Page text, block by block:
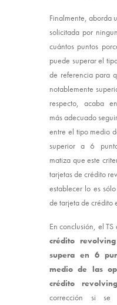
Finalmente, aborda
solicitada por
cuántos puntos
puede superar el
de referencia para
notablemente
respecto, acaba
más adecuado
entre el tipo medio
superior a 6
matiza que este
tarjetas de crédito
establecer lo es
de tarjeta de crédito
En conclusión, el
crédito
supera en 6
medio de las
crédito revolving
corrección si se